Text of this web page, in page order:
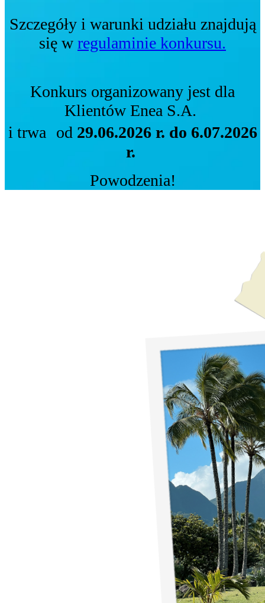
Szczegóły i warunki udziału znajdują
się w regulaminie konkursu.
Konkurs organizowany jest dla
Klientów Enea S.A.
i trwa od 29.06.2026 r. do 6.07.2026
r.
Powodzenia!